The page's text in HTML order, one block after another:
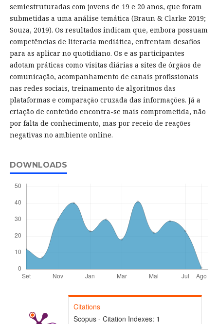
semiestruturadas com jovens de 19 e 20 anos, que foram
submetidas a uma análise temática (Braun & Clarke 2019;
Souza, 2019). Os resultados indicam que, embora possuam
competências de literacia mediática, enfrentam desafios
para as aplicar no quotidiano. Os e as participantes
adotam práticas como visitas diárias a sites de órgãos de
comunicação, acompanhamento de canais profissionais
nas redes sociais, treinamento de algoritmos das
plataformas e comparação cruzada das informações. Já a
criação de conteúdo encontra-se mais comprometida, não
por falta de conhecimento, mas por receio de reações
negativas no ambiente online.
DOWNLOADS
Citations
Scopus - Citation Indexes: 1